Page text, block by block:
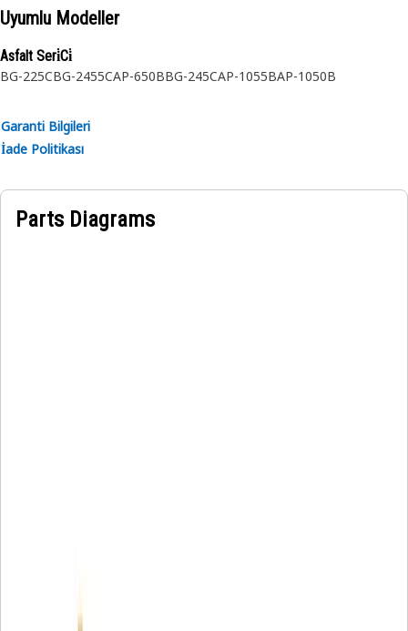
Uyumlu Modeller
Asfalt Seri̇Ci̇
BG-225CBG-2455CAP-650BBG-245CAP-1055BAP-1050B
Garanti Bilgileri
İade Politikası
Parts Diagrams